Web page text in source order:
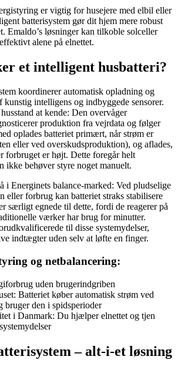
er vigtig for husejere med elbil eller
batterisystem gør dit hjem mere robust
Emaldo’s løsninger kan tilkoble solceller
alene på elnettet.
et intelligent husbatteri?
koordinerer automatisk opladning og
intelligens og indbyggede sensorer.
at kende: Den overvåger
produktion fra vejrdata og følger
oplades batteriet primært, når strøm er
eller ved overskudsproduktion), og aflades,
forbruget er højt. Dette foregår helt
ikke behøver styre noget manuelt.
i Energinets balance-marked: Ved pludselige
eller forbrug kan batteriet straks stabilisere
særligt egnede til dette, fordi de reagerer på
værker har brug for minutter.
til disse systemydelser,
indtægter uden selv at løfte en finger.
og netbalancering:
uden brugerindgriben
Batteriet køber automatisk strøm ved
bruger den i spidsperioder
i Danmark: Du hjælper elnettet og tjen
– alt-i-et løsning